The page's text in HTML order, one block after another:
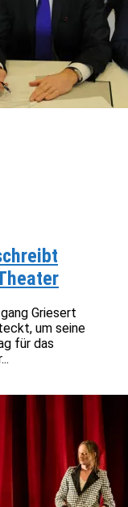
Griesert
um seine
für das